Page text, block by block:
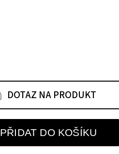
DOTAZ NA PRODUKT
PŘIDAT DO KOŠÍKU